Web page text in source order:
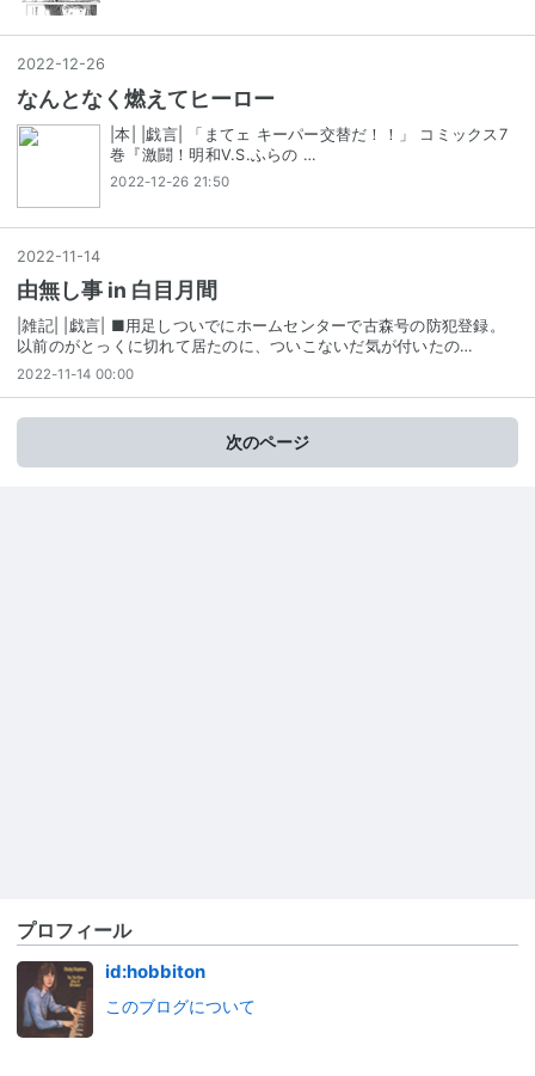
2022-12-26
なんとなく燃えてヒーロー
|本| |戯言| 「まてェ キーパー交替だ！！」 コミックス7
巻『激闘！明和V.S.ふらの …
2022-12-26 21:50
2022-11-14
由無し事 in 白目月間
|雑記| |戯言| ■用足しついでにホームセンターで古森号の防犯登録。
以前のがとっくに切れて居たのに、ついこないだ気が付いたの…
2022-11-14 00:00
次のページ
プロフィール
id:hobbiton
このブログについて